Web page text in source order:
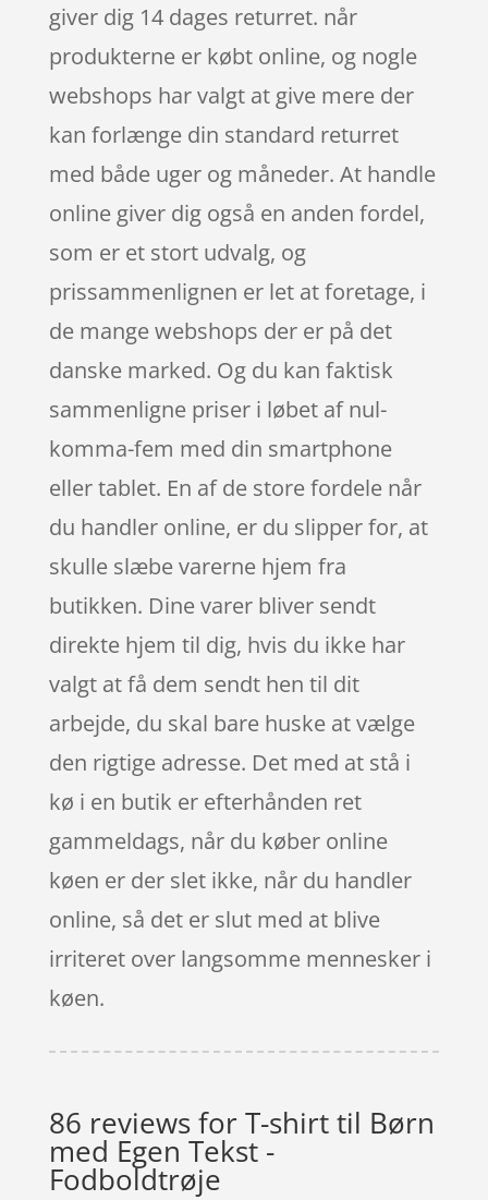
giver dig 14 dages returret. når
produkterne er købt online, og nogle
webshops har valgt at give mere der
kan forlænge din standard returret
med både uger og måneder. At handle
online giver dig også en anden fordel,
som er et stort udvalg, og
prissammenlignen er let at foretage, i
de mange webshops der er på det
danske marked. Og du kan faktisk
sammenligne priser i løbet af nul-
komma-fem med din smartphone
eller tablet. En af de store fordele når
du handler online, er du slipper for, at
skulle slæbe varerne hjem fra
butikken. Dine varer bliver sendt
direkte hjem til dig, hvis du ikke har
valgt at få dem sendt hen til dit
arbejde, du skal bare huske at vælge
den rigtige adresse. Det med at stå i
kø i en butik er efterhånden ret
gammeldags, når du køber online
køen er der slet ikke, når du handler
online, så det er slut med at blive
irriteret over langsomme mennesker i
køen.
86 reviews forT-shirt til Børn
med Egen Tekst -
Fodboldtrøje